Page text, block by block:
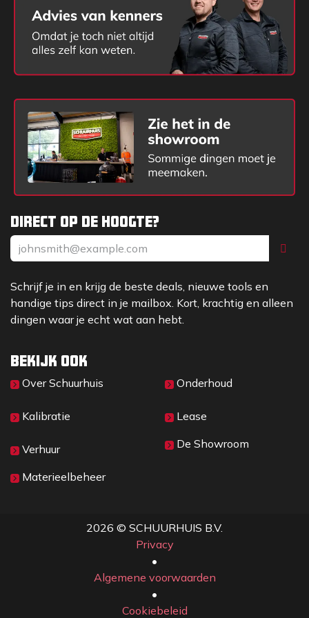
Direct op de hoogte?
Schrijf je in en krijg de beste deals, nieuwe tools en
handige tips direct in je mailbox. Kort, krachtig en alleen
dingen waar je echt wat aan hebt.
Bekijk ook
Over Sc​huurhuis
Kalibratie
Verhuur
Materieelbeheer
Onderhoud
Lease
De Showroom
2026 © SCHUURHUIS B.V.
Privacy
​• ​
Algemene voorwaarden
•
Cookiebeleid